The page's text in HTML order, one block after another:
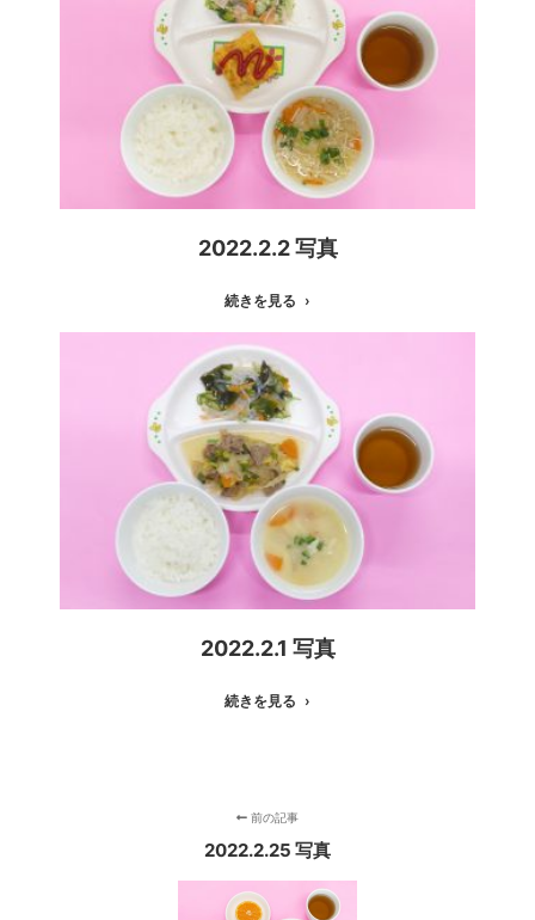
2022.2.2 写真
続きを見る
2022.2.1 写真
続きを見る
前の記事
2022.2.25 写真